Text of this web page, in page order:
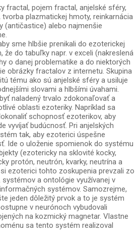
fractal, pojem fractal, anjelské sféry,
plazmatickej hmoty, reinkarnácia
(antičastice) alebo najmenšie
sme hlbšie prenikali do ezoterickej
do tabuľky napr. v exceli (nakreslená
o danej problematike a do niektorých
obrázky fractalov z internetu. Skupina
tému ako sú anjelské sféry a usiluje
slovami a hlbšími úvahami.
naladený trvalo zdokonaľovať a
oblasti ezoteriky. Napríklad sa
schopnosť ezoterikov, aby
vyvíjať budúcnosť. Pri anjelských
tak, aby ezoterici úspešne
Ide o uloženie spomienok do systému
(ezotericky na sklovité kocky,
protón, neutrón, kvarky, neutrína a
ezoterici tohto zoskupenia prevzali zo
systémov a ontológie využívanej v
systémov. Samozrejme,
jeden dôležitý prvok a to je systém
v neurónoch vybudovali
na kozmický magnetar. Vlastne
sa tento systém realizoval